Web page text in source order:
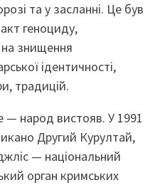
та у засланні. Це був
геноциду,
знищення
ідентичності,
традицій.
— народ вистояв. У 1991
Другий Курултай,
— національний
орган кримських